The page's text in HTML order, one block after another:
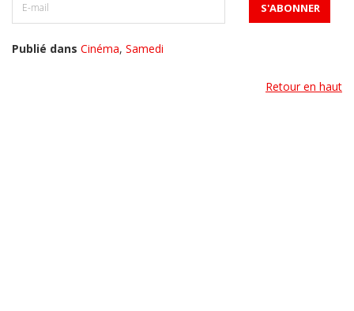
Publié dans Cinéma, Samedi
Retour en haut